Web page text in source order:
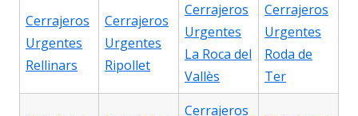
Cerrajeros
Urgentes
Rellinars
Cerrajeros
Urgentes
Ripollet
Cerrajeros
Urgentes
La Roca del
Vallès
Cerrajeros
Urgentes
Roda de
Ter
Cerrajeros